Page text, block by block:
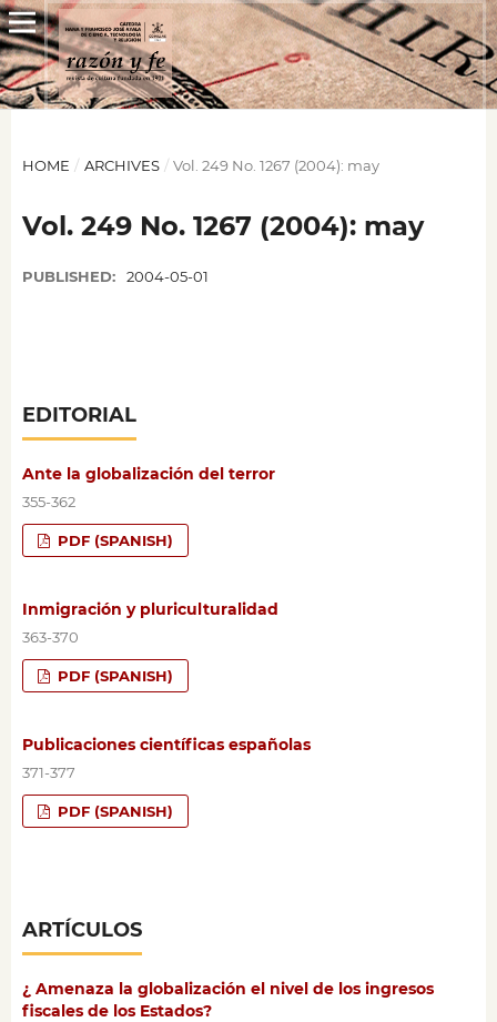
HOME / ARCHIVES / Vol. 249 No. 1267 (2004): may
Vol. 249 No. 1267 (2004): may
PUBLISHED: 2004-05-01
EDITORIAL
Ante la globalización del terror
355-362
PDF (SPANISH)
Inmigración y pluriculturalidad
363-370
PDF (SPANISH)
Publicaciones científicas españolas
371-377
PDF (SPANISH)
ARTÍCULOS
¿ Amenaza la globalización el nivel de los ingresos
fiscales de los Estados?